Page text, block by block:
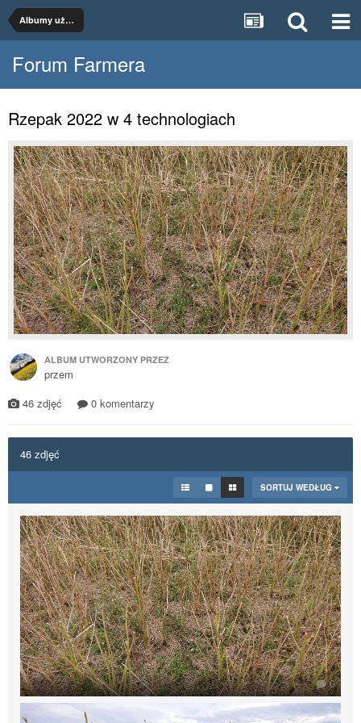
Albumy użytkowników
Forum Farmera
Rzepak 2022 w 4 technologiach
ALBUM UTWORZONY PRZEZ
przem
46 zdjęć
0 komentarzy
46 zdjęć
SORTUJ WEDŁUG
0